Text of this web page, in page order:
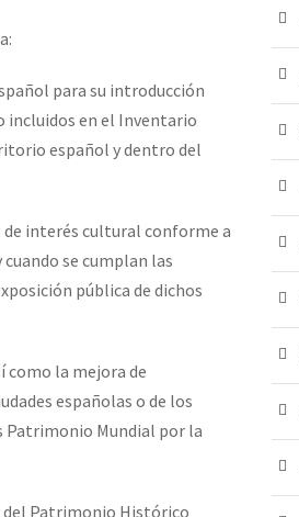
para su introducción
incluidos en el Inventario
español y dentro del
de interés cultural conforme a
se cumplan las
pública de dichos
como la mejora de
españolas o de los
Patrimonio Mundial por la
Patrimonio Histórico